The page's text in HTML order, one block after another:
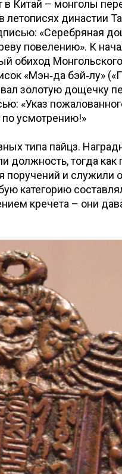
в Китай – монголы
династии
«Серебряная
повелению». К
обиход Монгольского
«Мэн‑да бэй‑лу»
золотую дощечку
«Указ
усмотрению!»
типа пайцз.
должность, тогда
поручений и служили
категорию
кречета – они